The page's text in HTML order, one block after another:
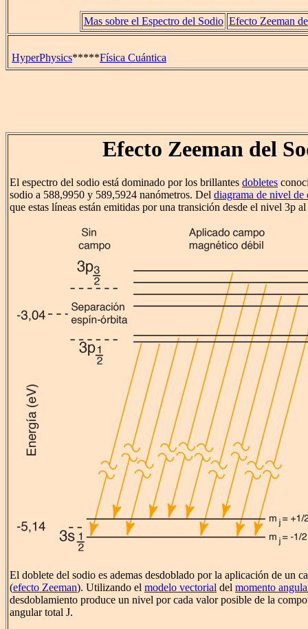
Mas sobre el Espectro del Sodio Efecto Zeeman
HyperPhysics*****Física Cuántica
Efecto Zeeman del
El espectro del sodio está dominado por los brillantes dobletes
sodio a 588,9950 y 589,5924 nanómetros. Del diagrama de nivel de
que estas líneas están emitidas por una transición desde el nivel 3p
El doblete del sodio es ademas desdoblado por la aplicación de un
(efecto Zeeman). Utilizando el modelo vectorial del momento
desdoblamiento produce un nivel por cada valor posible de la
angular total J.